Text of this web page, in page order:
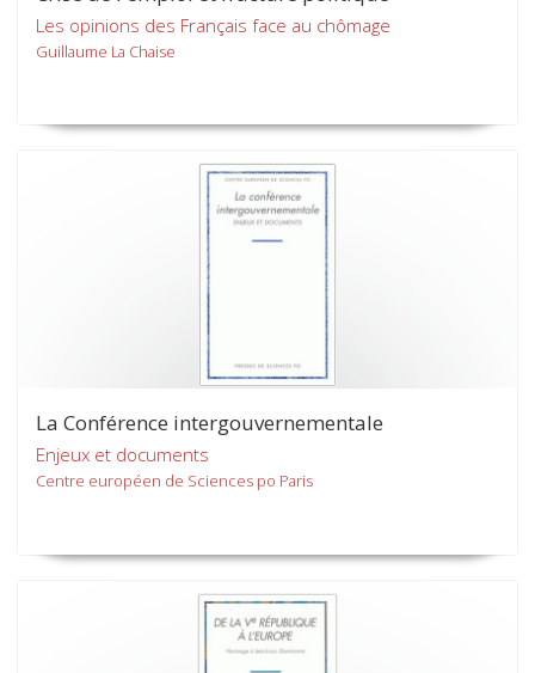
Les opinions des Français face au chômage
Guillaume La Chaise
La Conférence intergouvernementale
Enjeux et documents
Centre européen de Sciences po Paris